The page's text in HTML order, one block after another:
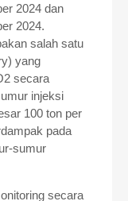
2024 dan
2024.
salah satu
yang
secara
injeksi
100 ton per
pada
sumur
secara